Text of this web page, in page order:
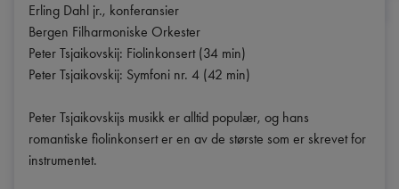
Erling Dahl jr., konferansier
Bergen Filharmoniske Orkester
Peter Tsjaikovskij: Fiolinkonsert (34 min)
Peter Tsjaikovskij: Symfoni nr. 4 (42 min)
Peter Tsjaikovskijs musikk er alltid populær, og hans
romantiske fiolinkonsert er en av de største som er skrevet for
instrumentet.